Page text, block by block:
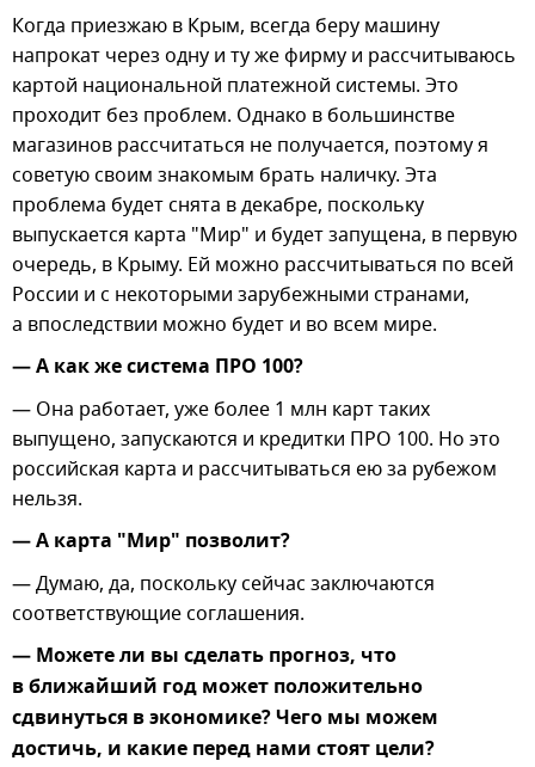
Когда приезжаю в Крым, всегда беру машину
напрокат через одну и ту же фирму и рассчитываюсь
картой национальной платежной системы. Это
проходит без проблем. Однако в большинстве
магазинов рассчитаться не получается, поэтому я
советую своим знакомым брать наличку. Эта
проблема будет снята в декабре, поскольку
выпускается карта "Мир" и будет запущена, в первую
очередь, в Крыму. Ей можно рассчитываться по всей
России и с некоторыми зарубежными странами,
а впоследствии можно будет и во всем мире.
— А как же система ПРО 100?
— Она работает, уже более 1 млн карт таких
выпущено, запускаются и кредитки ПРО 100. Но это
российская карта и рассчитываться ею за рубежом
нельзя.
— А карта "Мир" позволит?
— Думаю, да, поскольку сейчас заключаются
соответствующие соглашения.
— Можете ли вы сделать прогноз, что
в ближайший год может положительно
сдвинуться в экономике? Чего мы можем
достичь, и какие перед нами стоят цели?